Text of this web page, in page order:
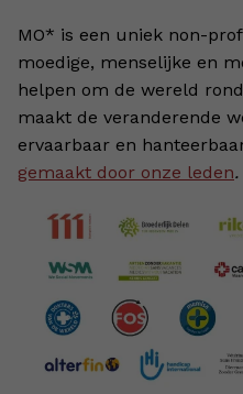
MO* is een uniek non-
moedige, menselijke en
helpen om de wereld
maakt de veranderende
ervaarbaar en
gemaakt door onze leden.